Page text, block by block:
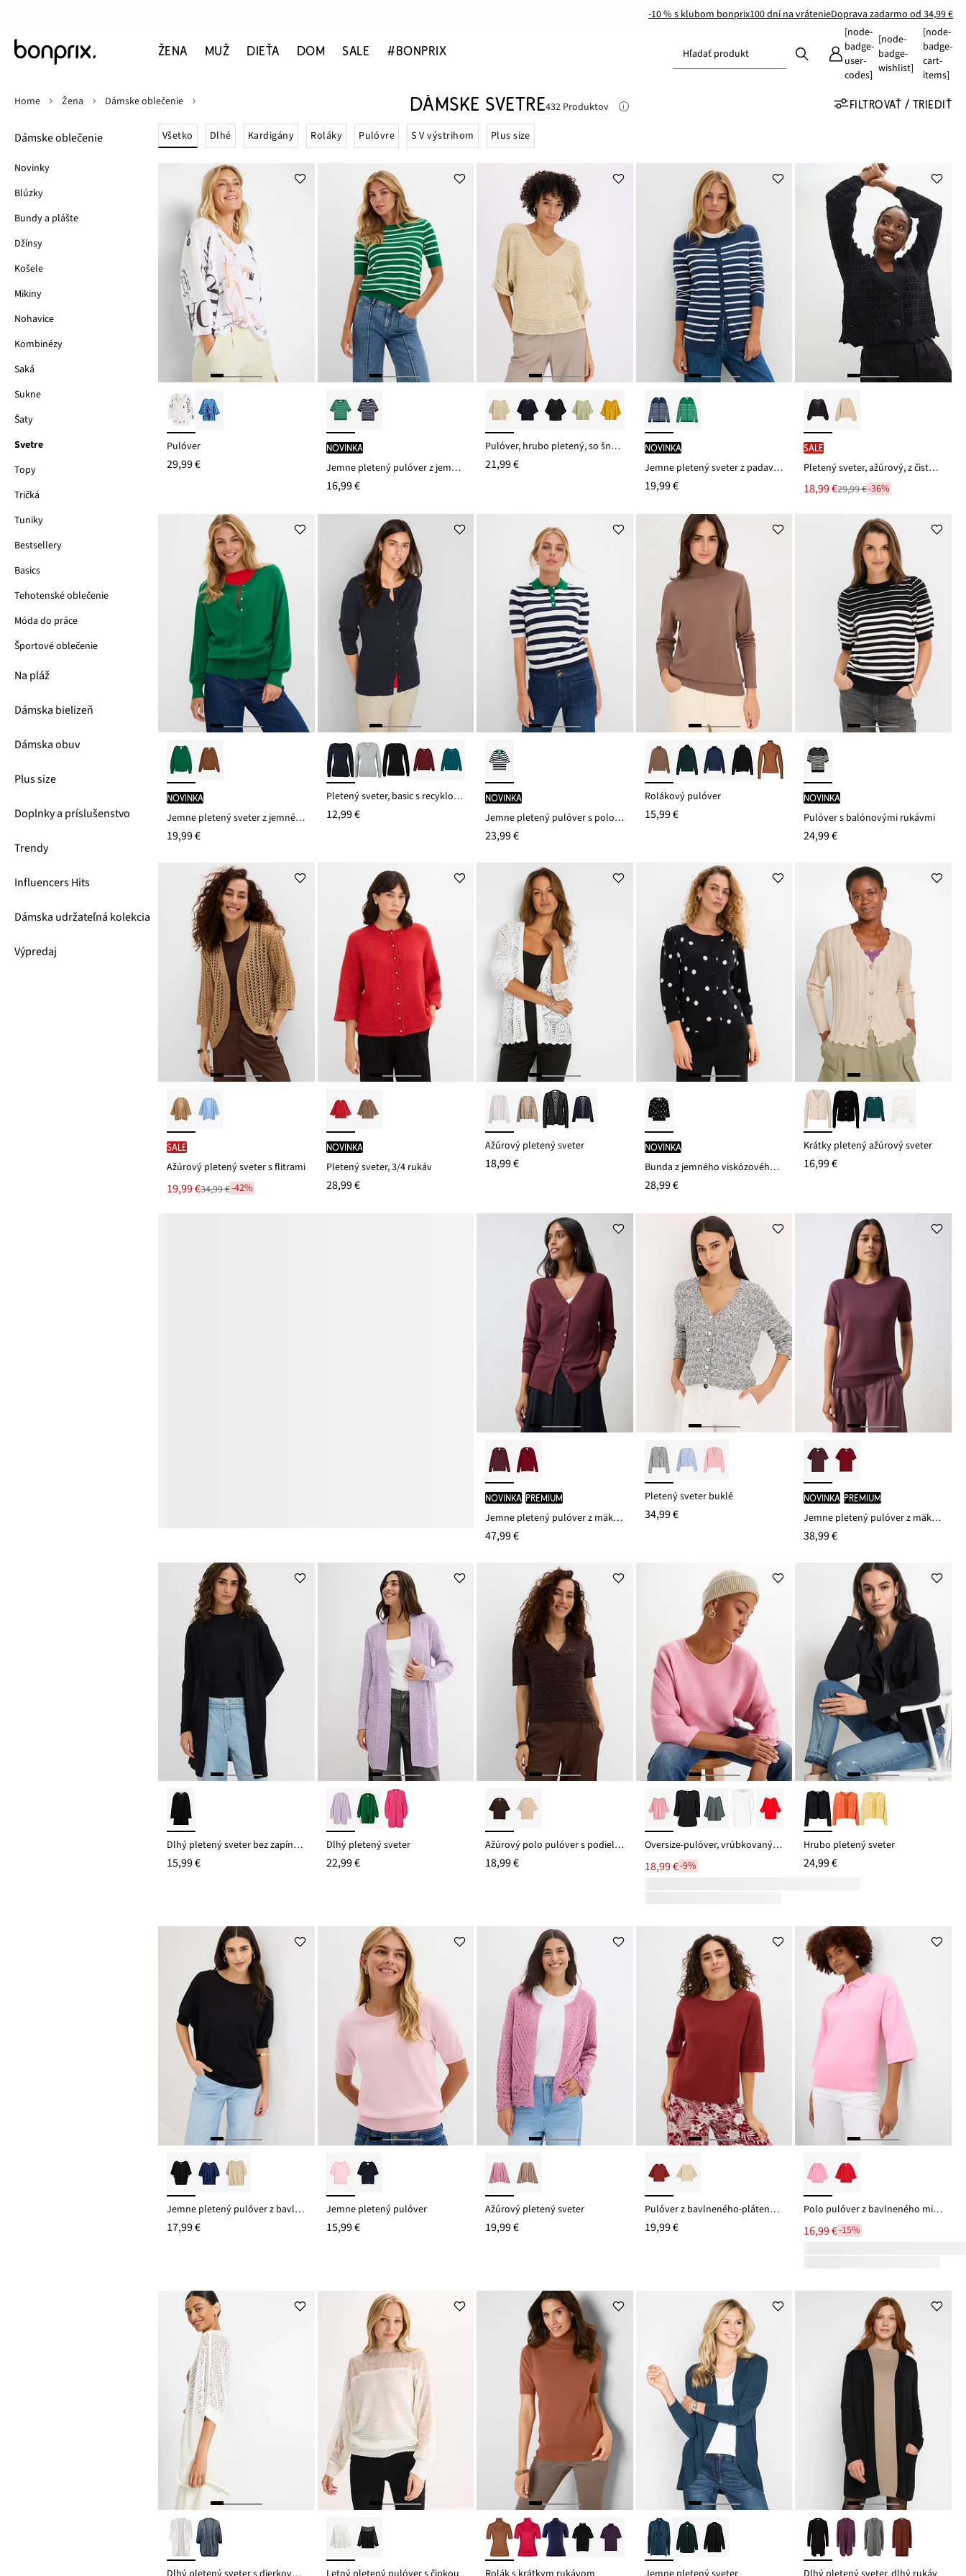
-10 % s klubom bonprix100 dní na vrátenieDoprava zadarmo od 34,99 €
ŽENA MUŽ DIEŤA DOM SALE #BONPRIX Hľadať produkt
[node-
badge-
user-
codes]
[node-
badge-
wishlist]
[node-
badge-
cart-
items]
Dámske oblečenie
Novinky
Blúzky
Bundy a plášte
Džínsy
Košele
Mikiny
Nohavice
Kombinézy
Saká
Sukne
Šaty
Svetre
Topy
Tričká
Tuniky
Bestsellery
Basics
Tehotenské oblečenie
Móda do práce
Športové oblečenie
Na pláž
Dámska bielizeň
Dámska obuv
Plus size
Doplnky a príslušenstvo
Trendy
Influencers Hits
Dámska udržateľná kolekcia
Výpredaj
Home Žena Dámske oblečenie DÁMSKE SVETRE432 Produktov FILTROVAŤ / TRIEDIŤ
Všetko Dlhé Kardigány Roláky Pulóvre S V výstrihom Plus size
Pulóver
29,99 €
novinka
Jemne pletený pulóver z jemného viskózového mixu
16,99 €
Pulóver, hrubo pletený, so šnúrkovým vláknom
21,99 €
novinka
Jemne pletený sveter z padavého viskózového mixu
19,99 €
SALE
Pletený sveter, ažúrový, z čistej bavlny
Nová
cena
18,99 €
Zľava 29,99 €-36%
novinka
Jemne pletený sveter z jemného viskózového mixu
19,99 €
Pletený sveter, basic s recyklovanou bavlnou
12,99 €
novinka
Jemne pletený pulóver s polo golierom
23,99 €
Rolákový pulóver
15,99 €
novinka
Pulóver s balónovými rukávmi
24,99 €
SALE
Ažúrový pletený sveter s flitrami
Nová
cena
19,99 €
Zľava 34,99 €-42%
novinka
Pletený sveter, 3/4 rukáv
28,99 €
Ažúrový pletený sveter
18,99 €
novinka
Bunda z jemného viskózového mixu
28,99 €
Krátky pletený ažúrový sveter
16,99 €
novinka PREMIUM
Jemne pletený pulóver z mäkkého vlneného mixu
47,99 €
Pletený sveter buklé
34,99 €
novinka PREMIUM
Jemne pletený pulóver z mäkkého vlneného mixu
38,99 €
Dlhý pletený sveter bez zapínania
15,99 €
Dlhý pletený sveter
22,99 €
Ažúrový polo pulóver s podielom bavlny
18,99 €
Oversize-pulóver, vrúbkovaný, z viskózového mixu
18,99 €-9%
Hrubo pletený sveter
24,99 €
Jemne pletený pulóver z bavlneného mixu
17,99 €
Jemne pletený pulóver
15,99 €
Ažúrový pletený sveter
19,99 €
Pulóver z bavlneného-pláteného mixu
19,99 €
Polo pulóver z bavlneného mixu
16,99 €-15%